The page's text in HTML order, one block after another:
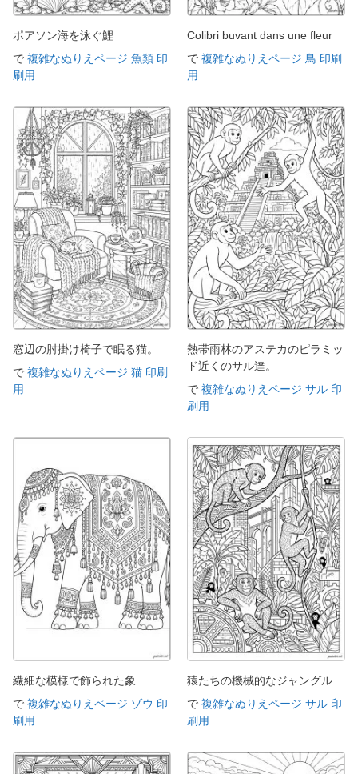
ポアソン海を泳ぐ鯉
で 複雑なぬりえページ 魚類 印
刷用
Colibri buvant dans une fleur
で 複雑なぬりえページ 鳥 印刷
用
窓辺の肘掛け椅子で眠る猫。
で 複雑なぬりえページ 猫 印刷
用
熱帯雨林のアステカのピラミッ
ド近くのサル達。
で 複雑なぬりえページ サル 印
刷用
繊細な模様で飾られた象
で 複雑なぬりえページ ゾウ 印
刷用
猿たちの機械的なジャングル
で 複雑なぬりえページ サル 印
刷用